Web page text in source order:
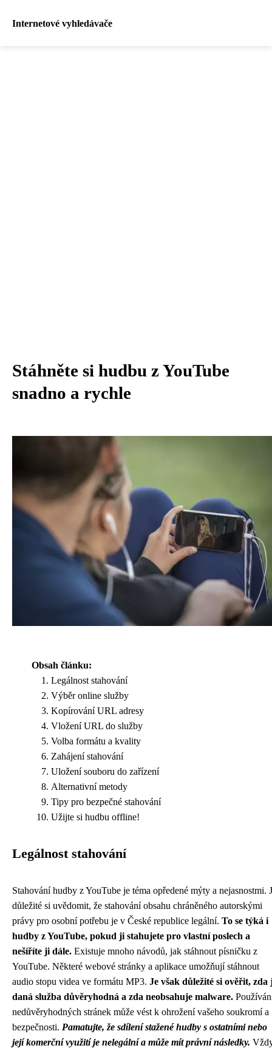
Internetové vyhledávače
Stáhněte si hudbu z YouTube
snadno a rychle
Obsah článku:
Legálnost stahování
Výběr online služby
Kopírování URL adresy
Vložení URL do služby
Volba formátu a kvality
Zahájení stahování
Uložení souboru do zařízení
Alternativní metody
Tipy pro bezpečné stahování
Užijte si hudbu offline!
Legálnost stahování
Stahování hudby z YouTube je téma opředené mýty a nejasnostmi.
důležité si uvědomit, že stahování obsahu chráněného autorskými
právy pro osobní potřebu je v České republice legální. To se týká i
hudby z YouTube, pokud ji stahujete pro vlastní poslech a
nešíříte ji dále. Existuje mnoho návodů, jak stáhnout písničku z
YouTube. Některé webové stránky a aplikace umožňují stáhnout
audio stopu videa ve formátu MP3. Je však důležité si ověřit, zda
daná služba důvěryhodná a zda neobsahuje malware.
nedůvěryhodných stránek může vést k ohrožení vašeho soukromí a
bezpečnosti. Pamatujte, že sdílení stažené hudby s ostatními nebo
její komerční využití je nelegální a může mít právní následky.